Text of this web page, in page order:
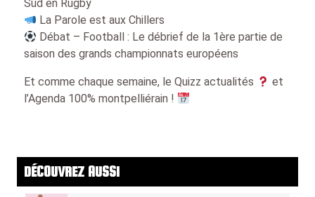
Sud en Rugby
La Parole est aux Chillers
Débat – Football : Le débrief de la 1ère partie de
saison des grands championnats européens
Et comme chaque semaine, le Quizz actualités
et
l’Agenda 100% montpelliérain !
DÉCOUVREZ AUSSI